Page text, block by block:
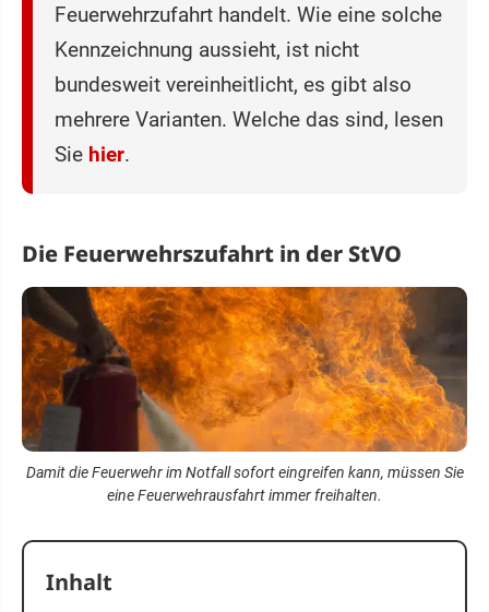
Feuerwehrzufahrt handelt. Wie eine solche
Kennzeichnung aussieht, ist nicht
bundesweit vereinheitlicht, es gibt also
mehrere Varianten. Welche das sind, lesen
Sie hier.
Die Feuerwehrszufahrt in der StVO
Damit die Feuerwehr im Notfall sofort eingreifen kann, müssen Sie
eine Feuerwehrausfahrt immer freihalten.
Inhalt